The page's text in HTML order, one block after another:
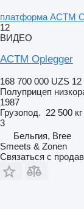
платформа ACTM
12
ВИДЕО
ACTM Oplegger
168 700 000 UZS 12
Полуприцеп
1987
Грузопод. 22 500 кг
3
Бельгия, Bree
Smeets & Zonen
Связаться с